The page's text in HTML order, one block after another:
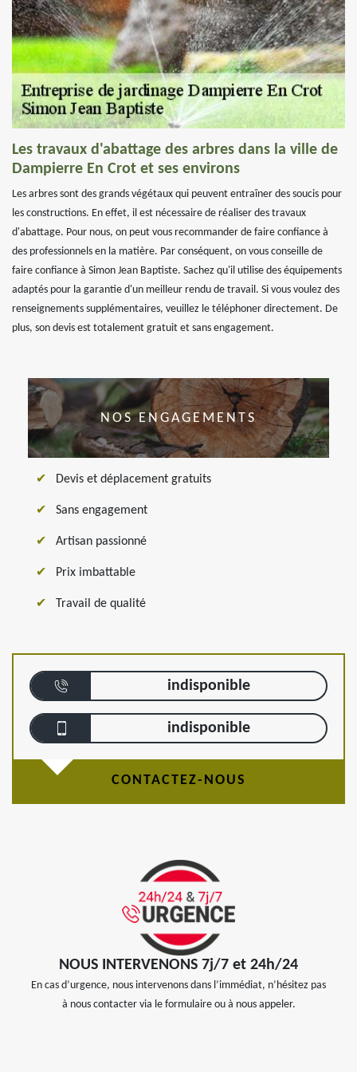
Les travaux d'abattage des arbres dans la ville de
Dampierre En Crot et ses environs
Les arbres sont des grands végétaux qui peuvent entraîner des soucis pour
les constructions. En effet, il est nécessaire de réaliser des travaux
d'abattage. Pour nous, on peut vous recommander de faire confiance à
des professionnels en la matière. Par conséquent, on vous conseille de
faire confiance à Simon Jean Baptiste. Sachez qu'il utilise des équipements
adaptés pour la garantie d'un meilleur rendu de travail. Si vous voulez des
renseignements supplémentaires, veuillez le téléphoner directement. De
plus, son devis est totalement gratuit et sans engagement.
NOS ENGAGEMENTS
Devis et déplacement gratuits
Sans engagement
Artisan passionné
Prix imbattable
Travail de qualité
indisponible
indisponible
CONTACTEZ-NOUS
NOUS INTERVENONS 7j/7 et 24h/24
En cas d’urgence, nous intervenons dans l’immédiat, n’hésitez pas
à nous contacter via le formulaire ou à nous appeler.